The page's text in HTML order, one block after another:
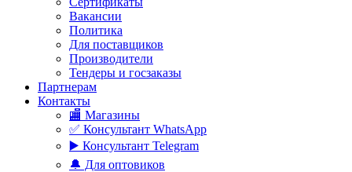
Вакансии
Политика
Для поставщиков
Производители
Тендеры и госзаказы
Партнерам
Контакты
🏬 Магазины
✅️ Консультант WhatsApp
▶️ Консультант Telegram
🔔 Для оптовиков